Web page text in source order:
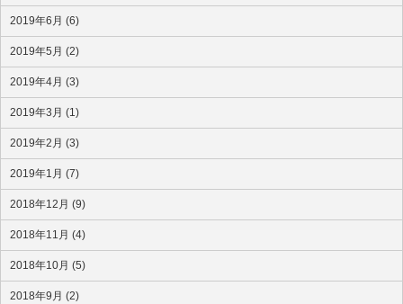
2019年6月 (6)
2019年5月 (2)
2019年4月 (3)
2019年3月 (1)
2019年2月 (3)
2019年1月 (7)
2018年12月 (9)
2018年11月 (4)
2018年10月 (5)
2018年9月 (2)